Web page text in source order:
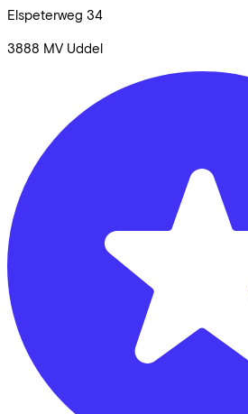
Elspeterweg 34
3888 MV Uddel